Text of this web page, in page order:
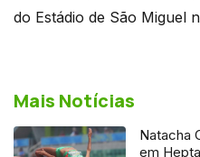
do Estádio de São Miguel
Mais Notícias
Natacha
em